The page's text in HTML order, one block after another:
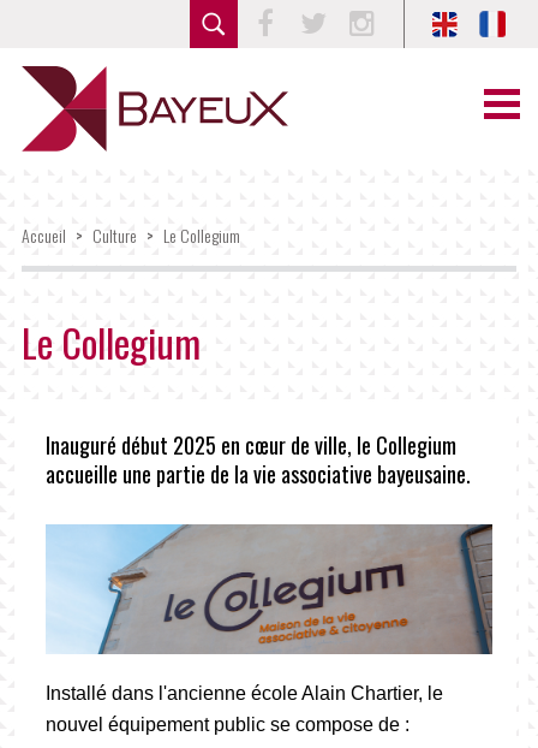
Accueil > Culture > Le Collegium
Le Collegium
Inauguré début 2025 en cœur de ville, le Collegium
accueille une partie de la vie associative bayeusaine.
Installé dans l'ancienne école Alain Chartier, le
nouvel équipement public se compose de :